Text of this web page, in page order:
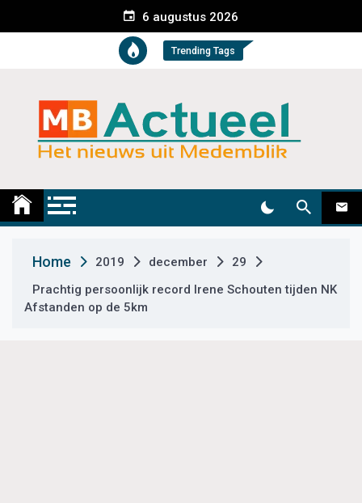
e
t
6 augustus 2026
Trending Tags
Medemblik Actueel
Home 2019 december
29
Prachtig persoonlijk record Irene Schouten tijden NK
Afstanden op de 5km